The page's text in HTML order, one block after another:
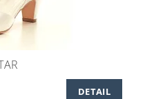
DETAIL